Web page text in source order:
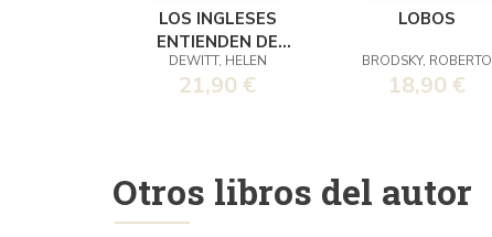
LOS INGLESES
ENTIENDEN DE
LANA (Y OTROS
TRUCOS)
DEWITT, HELEN
21,90 €
LOBOS
BRODSKY, ROBERTO
18,90 €
Otros libros del autor